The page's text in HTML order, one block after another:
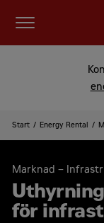
Start Energy Rental
Marknad –
för